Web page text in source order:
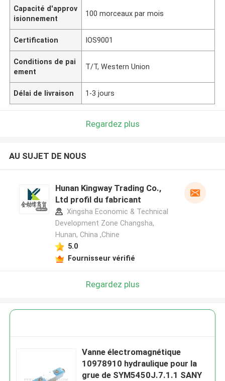
Capacité d'approv
isionnement
100 morceaux par mois
Certification IOS9001
Conditions de pai
ement
T/T, Western Union
Délai de livraison 1-3 jours
Regardez plus
AU SUJET DE NOUS
Hunan Kingway Trading Co.,
Ltd profil du fabricant
Xingsha Economic & Technical
Development Zone Changsha,
Hunan, China ,Chine
5.0
Fournisseur vérifié
Regardez plus
Vanne électromagnétique
10978910 hydraulique pour la
grue de SYM5450J.7.1.1 SANY